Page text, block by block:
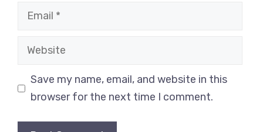
Email
Website
Save my name, email, and website in this
browser for the next time I comment.